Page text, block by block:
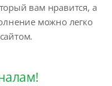
вам нравится, а
можно легко